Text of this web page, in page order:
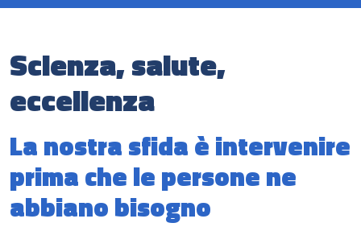
Scienza, salute,
eccellenza
La nostra sfida è intervenire
prima che le persone ne
abbiano bisogno